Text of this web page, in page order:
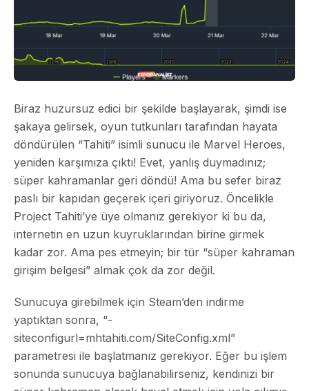
Biraz huzursuz edici bir şekilde başlayarak, şimdi ise
şakaya gelirsek, oyun tutkunları tarafından hayata
döndürülen “Tahiti” isimli sunucu ile Marvel Heroes,
yeniden karşımıza çıktı! Evet, yanlış duymadınız;
süper kahramanlar geri döndü! Ama bu sefer biraz
paslı bir kapıdan geçerek içeri giriyoruz. Öncelikle
Project Tahiti’ye üye olmanız gerekiyor ki bu da,
internetin en uzun kuyruklarından birine girmek
kadar zor. Ama pes etmeyin; bir tür “süper kahraman
girişim belgesi” almak çok da zor değil.
Sunucuya girebilmek için Steam’den indirme
yaptıktan sonra, “-
siteconfigurl=mhtahiti.com/SiteConfig.xml”
parametresi ile başlatmanız gerekiyor. Eğer bu işlem
sonunda sunucuya bağlanabilirseniz, kendinizi bir